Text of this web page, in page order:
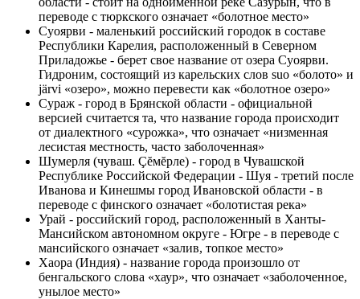
переводе с тюркского означает «болотное место»
Суоярви - маленький российский городок в составе
Республики Карелия, расположенный в Северном
Приладожье - берет свое название от озера Суоярви.
Гидроним, состоящий из карельских слов suо «болото» и
järvi «озеро», можно перевести как «болотное озеро»
Сураж - город в Брянской области - официальной
версией считается та, что название города происходит
от диалектного «сурожка», что означает «низменная
лесистая местность, часто заболоченная»
Шумерля (чуваш. Çĕмĕрле) - город в Чувашской
Республике Российской Федерации - Шуя - третий после
Иванова и Кинешмы город Ивановской области - в
переводе с финского означает «болотистая река»
Урай - российский город, расположенный в Ханты-
Мансийском автономном округе - Югре - в переводе с
мансийского означает «залив, топкое место»
Хаора (Индия) - название города произошло от
бенгальского слова «хаур», что означает «заболоченное,
унылое место»